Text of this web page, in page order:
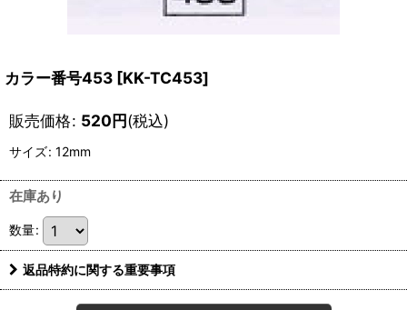
カラー番号453 [KK-TC453]
販売価格: 520円(税込)
サイズ: 12mm
在庫あり
数量:
返品特約に関する重要事項